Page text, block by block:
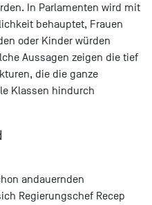
In Parlamenten wird mit
behauptet, Frauen
oder Kinder würden
Aussagen zeigen die tief
die die ganze
Klassen hindurch
andauernden
Regierungschef Recep